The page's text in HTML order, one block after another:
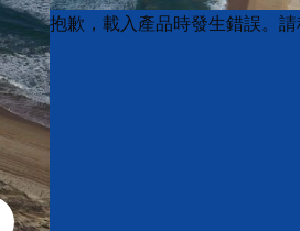
Product
List
Product
List
抱歉，載入產品時發生錯誤。請